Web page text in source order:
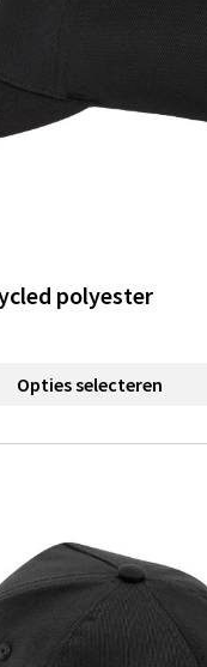
polyester
Opties selecteren